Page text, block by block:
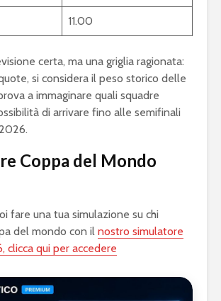
11.00
certa, ma una griglia ragionata:
si considera il peso storico delle
a immaginare quali squadre
di arrivare fino alle semifinali
Coppa del Mondo
fare una tua simulazione su chi
del mondo con il nostro simulatore
clicca qui per accedere